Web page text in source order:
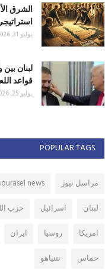
الشرق
يوليو 31, 2026
لبنان
قواعد
يوليو 25, 2026
POPULAR TAGS
مراسل نيوز news
لبنان
اسرائيل حزب
امريكا
روسيا ايران
حماس
نتنياهو